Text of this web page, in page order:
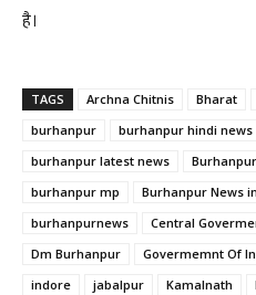
है।
TAGS Archna Chitnis Bharat
burhanpur
burhanpur hindi news
burhanpur latest news
burhanpur mp
Burhanpur News
burhanpurnews
Central
Dm Burhanpur
Govermemnt Of
indore
jabalpur Kamalnath